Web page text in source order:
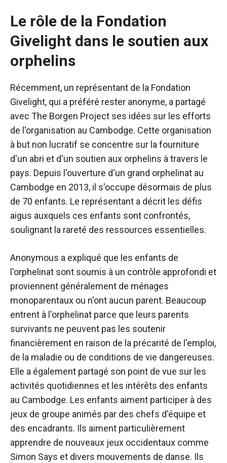
Le rôle de la Fondation
Givelight dans le soutien aux
orphelins
Récemment, un représentant de la Fondation
Givelight, qui a préféré rester anonyme, a partagé
avec The Borgen Project ses idées sur les efforts
de l'organisation au Cambodge. Cette organisation
à but non lucratif se concentre sur la fourniture
d'un abri et d'un soutien aux orphelins à travers le
pays. Depuis l'ouverture d'un grand orphelinat au
Cambodge en 2013, il s'occupe désormais de plus
de 70 enfants. Le représentant a décrit les défis
aigus auxquels ces enfants sont confrontés,
soulignant la rareté des ressources essentielles.
Anonymous a expliqué que les enfants de
l'orphelinat sont soumis à un contrôle approfondi et
proviennent généralement de ménages
monoparentaux ou n'ont aucun parent. Beaucoup
entrent à l'orphelinat parce que leurs parents
survivants ne peuvent pas les soutenir
financièrement en raison de la précarité de l'emploi,
de la maladie ou de conditions de vie dangereuses.
Elle a également partagé son point de vue sur les
activités quotidiennes et les intérêts des enfants
au Cambodge. Les enfants aiment participer à des
jeux de groupe animés par des chefs d'équipe et
des encadrants. Ils aiment particulièrement
apprendre de nouveaux jeux occidentaux comme
Simon Says et divers mouvements de danse. Ils